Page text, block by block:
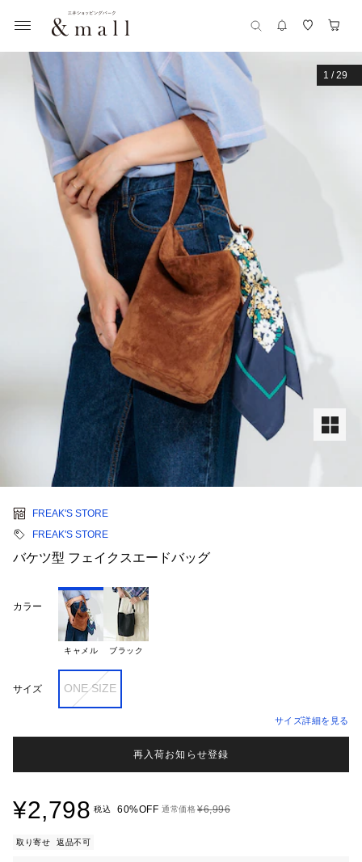
1 /29
FREAK'S STORE
FREAK'S STORE
バケツ型 フェイクスエードバッグ
カラー
キャメル ブラック
サイズ ONE SIZE
サイズ詳細を見る
再入荷お知らせ登録
¥2,798 税込 60%OFF 通常価格¥6,996
取り寄せ 返品不可